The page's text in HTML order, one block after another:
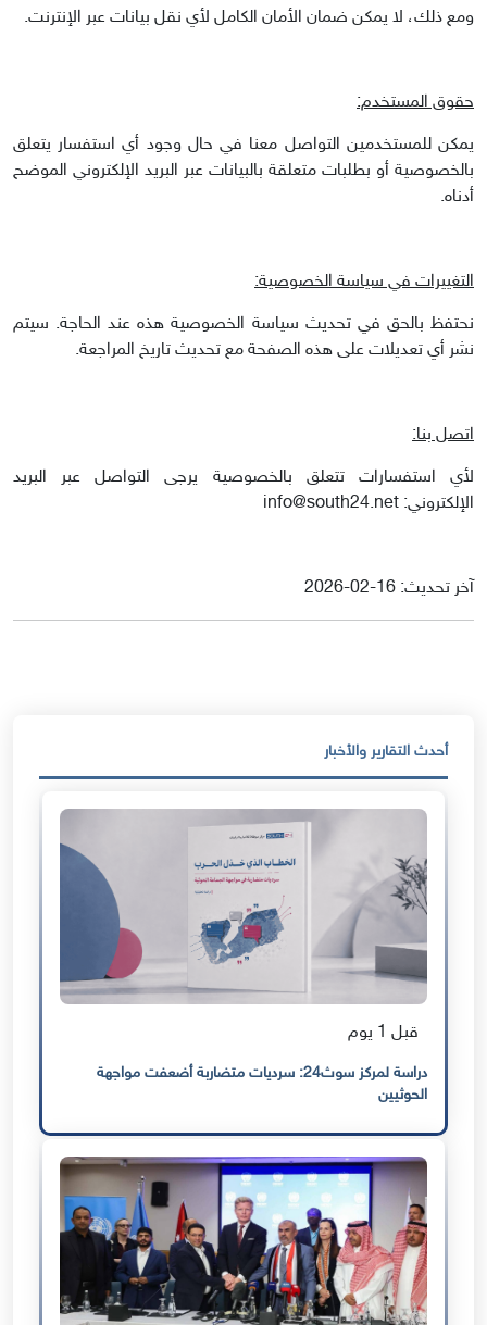
ومع ذلك، لا يمكن ضمان الأمان الكامل لأي نقل بيانات عبر الإنترنت.
حقوق المستخدم:
يمكن للمستخدمين التواصل معنا في حال وجود أي استفسار يتعلق
بالخصوصية أو بطلبات متعلقة بالبيانات عبر البريد الإلكتروني الموضح
أدناه.
التغييرات في سياسة الخصوصية:
نحتفظ بالحق في تحديث سياسة الخصوصية هذه عند الحاجة. سيتم
نشر أي تعديلات على هذه الصفحة مع تحديث تاريخ المراجعة.
اتصل بنا:
لأي استفسارات تتعلق بالخصوصية يرجى التواصل عبر البريد
الإلكتروني: info@south24.net
آخر تحديث: 16-02-2026
أحدث التقارير والأخبار
قبل 1 يوم
دراسة لمركز سوث24: سرديات متضاربة أضعفت مواجهة
الحوثيين